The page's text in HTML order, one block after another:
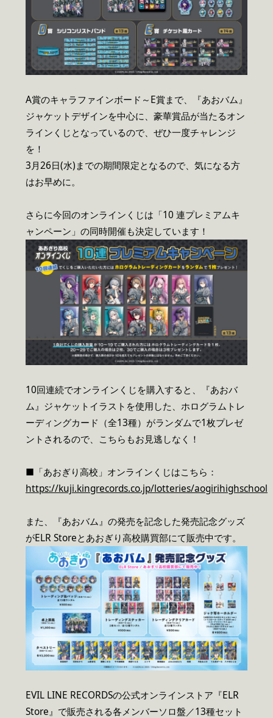
A賞のキャラファインボード～E賞まで、『あおバム』
ジャケットデザインを中心に、豪華賞品が当たるオン
ラインくじとなっているので、ぜひ一度チャレンジ
を！
3月26日(水)までの期間限定となるので、気になる方
はお早めに。
さらに今回のオンラインくじは「10 連プレミアムキ
ャンペーン」の同時開催も決定しています！
10回連続でオンラインくじを購入すると、『あおバ
ム』ジャケットイラストを使用した、ホログラムトレ
ーディングカード（全13種）がランダムで1枚プレゼ
ントされるので、こちらもお見逃しなく！
■「あおぎり高校」オンラインくじはこちら：
https://kuji.kingrecords.co.jp/lotteries/aogirihighschool
また、『あおバム』の発売を記念した発売記念グッズ
がELR Storeとあおぎり高校購買部にて販売中です。
EVIL LINE RECORDSの公式オンラインストア『ELR
Store』で販売される各メンバーソロ盤／13種セット